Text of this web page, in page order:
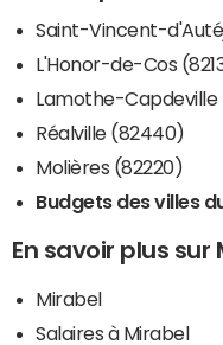
Saint-Vincent-
L'Honor-de-Cos
Lamothe-Capdeville
Réalville (82440)
Molières (82220)
Budgets des villes
En savoir plus sur
Mirabel
Salaires à Mirabel